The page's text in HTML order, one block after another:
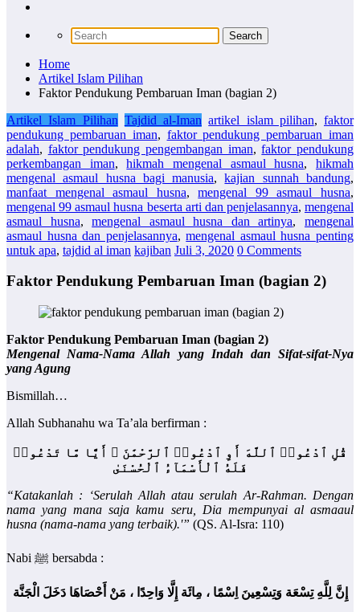
Home
Artikel Islam Pilihan
Faktor Pendukung Pembaruan Iman (bagian 2)
Artikel Islam Pilihan Tajdid al-Iman artikel islam pilihan, faktor
pendukung pembaruan iman, faktor pendukung pembaruan iman
adalah, faktor pendukung pengembangan iman,faktor pendukung
perkembangan iman,hikmah mengenal asmaul husna,hikmah
mengenal asmaul husna bagi manusia,kajian sunnah bandung,
manfaat mengenal asmaul husna,mengenal 99 asmaul husna,
mengenal 99 asmaul husna beserta arti dan penjelasannya, mengenal
asmaul husna,mengenal asmaul husna dan artinya,mengenal
asmaul husna dan penjelasannya,mengenal asmaul husna penting
untuk apa, tajdid al iman kajiban Juli 3, 2020 0 Comments
Faktor Pendukung Pembaruan Iman (bagian 2)
Faktor Pendukung Pembaruan Iman (bagian 2)
Mengenal Nama-Nama Allah yang Indah dan Sifat-sifat-Nya
yang Agung
Bismillah…
Allah Subhanahu wa Ta’ala berfirman :
قُلِ ٱدْعُوا۟ ٱللَّهَ أَوِ ٱدْعُوا۟ ٱلرَّحْمَٰنَ ۖ أَيًّا مَّا تَدْعُوا۟
فَلَهُ ٱلْأَسْمَآءُ ٱلْحُسْنَىٰ
“Katakanlah : ‘Serulah Allah atau serulah Ar-Rahman. Dengan
nama yang mana saja kamu seru, Dia mempunyai al asmaaul
husna (nama-nama yang terbaik).'” (QS. Al-Isra: 110)
Nabi ﷺ bersabda :
إِنَّ لِلَّهِ تِسْعَة وَتِسْعِينَ اِسْمًا ، مِائَة إِلَّا وَاحِدًا ، مَنْ أَحْصَاهَا دَخَلَ الْجَنَّة